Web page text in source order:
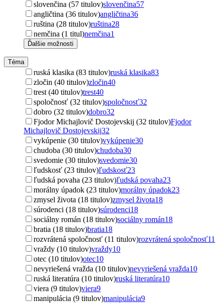
slovenčina (57 titulov)slovenčina57
angličtina (36 titulov)angličtina36
ruština (28 titulov)ruština28
nemčina (1 titul)nemčina1
Ďalšie možnosti
Téma
ruská klasika (83 titulov)ruská klasika83
zločin (40 titulov)zločin40
trest (40 titulov)trest40
spoločnosť (32 titulov)spoločnosť32
dobro (32 titulov)dobro32
Fjodor Michajlovič Dostojevskij (32 titulov)Fjodor
Michajlovič Dostojevskij32
vykúpenie (30 titulov)vykúpenie30
chudoba (30 titulov)chudoba30
svedomie (30 titulov)svedomie30
ľudskosť (23 titulov)ľudskosť23
ľudská povaha (23 titulov)ľudská povaha23
morálny úpadok (23 titulov)morálny úpadok23
zmysel života (18 titulov)zmysel života18
súrodenci (18 titulov)súrodenci18
sociálny román (18 titulov)sociálny román18
bratia (18 titulov)bratia18
rozvrátená spoločnosť (11 titulov)rozvrátená spoločnosť11
vraždy (10 titulov)vraždy10
otec (10 titulov)otec10
nevyriešená vražda (10 titulov)nevyriešená vražda10
ruská literatúra (10 titulov)ruská literatúra10
viera (9 titulov)viera9
manipulácia (9 titulov)manipulácia9